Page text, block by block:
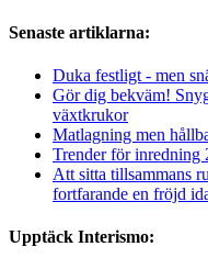
Senaste artiklarna:
Duka festligt - men
Gör dig bekväm!
växtkrukor
Matlagning men
Trender för inredning
Att sitta tillsammans
fortfarande en fröjd
Upptäck Interismo: